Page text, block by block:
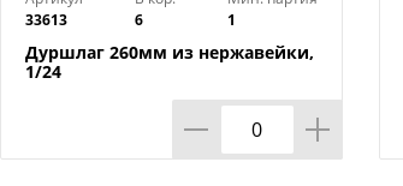
33613
6
1
Дуршлаг 260мм из нержавейки,
1/24